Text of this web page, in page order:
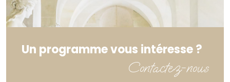
Un programme vous intéresse ?
Contactez-nous